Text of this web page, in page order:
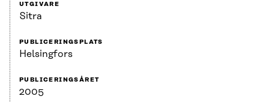
UTGIVARE
Sitra
PUBLICERINGSPLATS
Helsingfors
PUBLICERINGSÅRET
2005